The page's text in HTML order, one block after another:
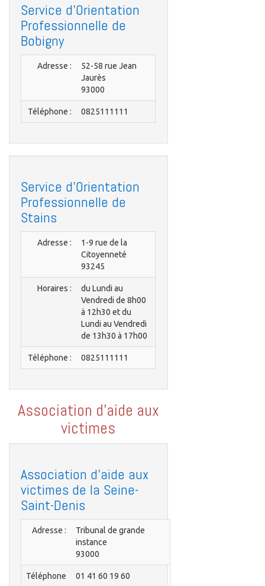
Service d'Orientation
Professionnelle de
Bobigny
Adresse :
52-58 rue Jean
Jaurès
93000
Téléphone : 0825111111
Service d'Orientation
Professionnelle de
Stains
Adresse :
1-9 rue de la
Citoyenneté
93245
Horaires :
du Lundi au
Vendredi de 8h00
à 12h30 et du
Lundi au Vendredi
de 13h30 à 17h00
Téléphone : 0825111111
Association d'aide aux
victimes
Association d'aide aux
victimes de la Seine-
Saint-Denis
Adresse :
Tribunal de grande
instance
93000
Téléphone
01 41 60 19 60